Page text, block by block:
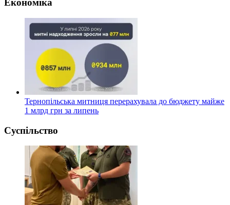
Економіка
Тернопільська митниця перерахувала до бюджету майже
1 млрд грн за липень
Суспільство